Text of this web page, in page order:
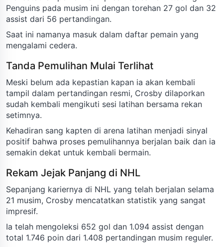
Penguins pada musim ini dengan torehan 27 gol dan 32
assist dari 56 pertandingan.
Saat ini namanya masuk dalam daftar pemain yang
mengalami cedera.
Tanda Pemulihan Mulai Terlihat
Meski belum ada kepastian kapan ia akan kembali
tampil dalam pertandingan resmi, Crosby dilaporkan
sudah kembali mengikuti sesi latihan bersama rekan
setimnya.
Kehadiran sang kapten di arena latihan menjadi sinyal
positif bahwa proses pemulihannya berjalan baik dan ia
semakin dekat untuk kembali bermain.
Rekam Jejak Panjang di NHL
Sepanjang kariernya di NHL yang telah berjalan selama
21 musim, Crosby mencatatkan statistik yang sangat
impresif.
Ia telah mengoleksi 652 gol dan 1.094 assist dengan
total 1.746 poin dari 1.408 pertandingan musim reguler.